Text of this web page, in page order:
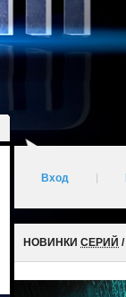
Вход
НОВИНКИ СЕРИЙ /